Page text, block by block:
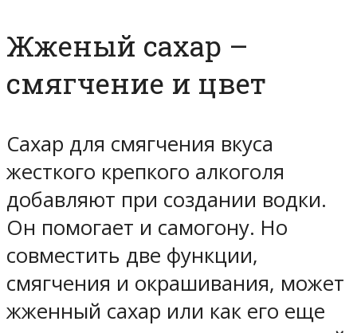
Жженый сахар –
смягчение и цвет
Сахар для смягчения вкуса
жесткого крепкого алкоголя
добавляют при создании водки.
Он помогает и самогону. Но
совместить две функции,
смягчения и окрашивания, может
жженный сахар или как его еще